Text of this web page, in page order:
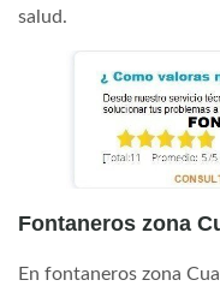
salud.
Fontaneros zona
En fontaneros zona